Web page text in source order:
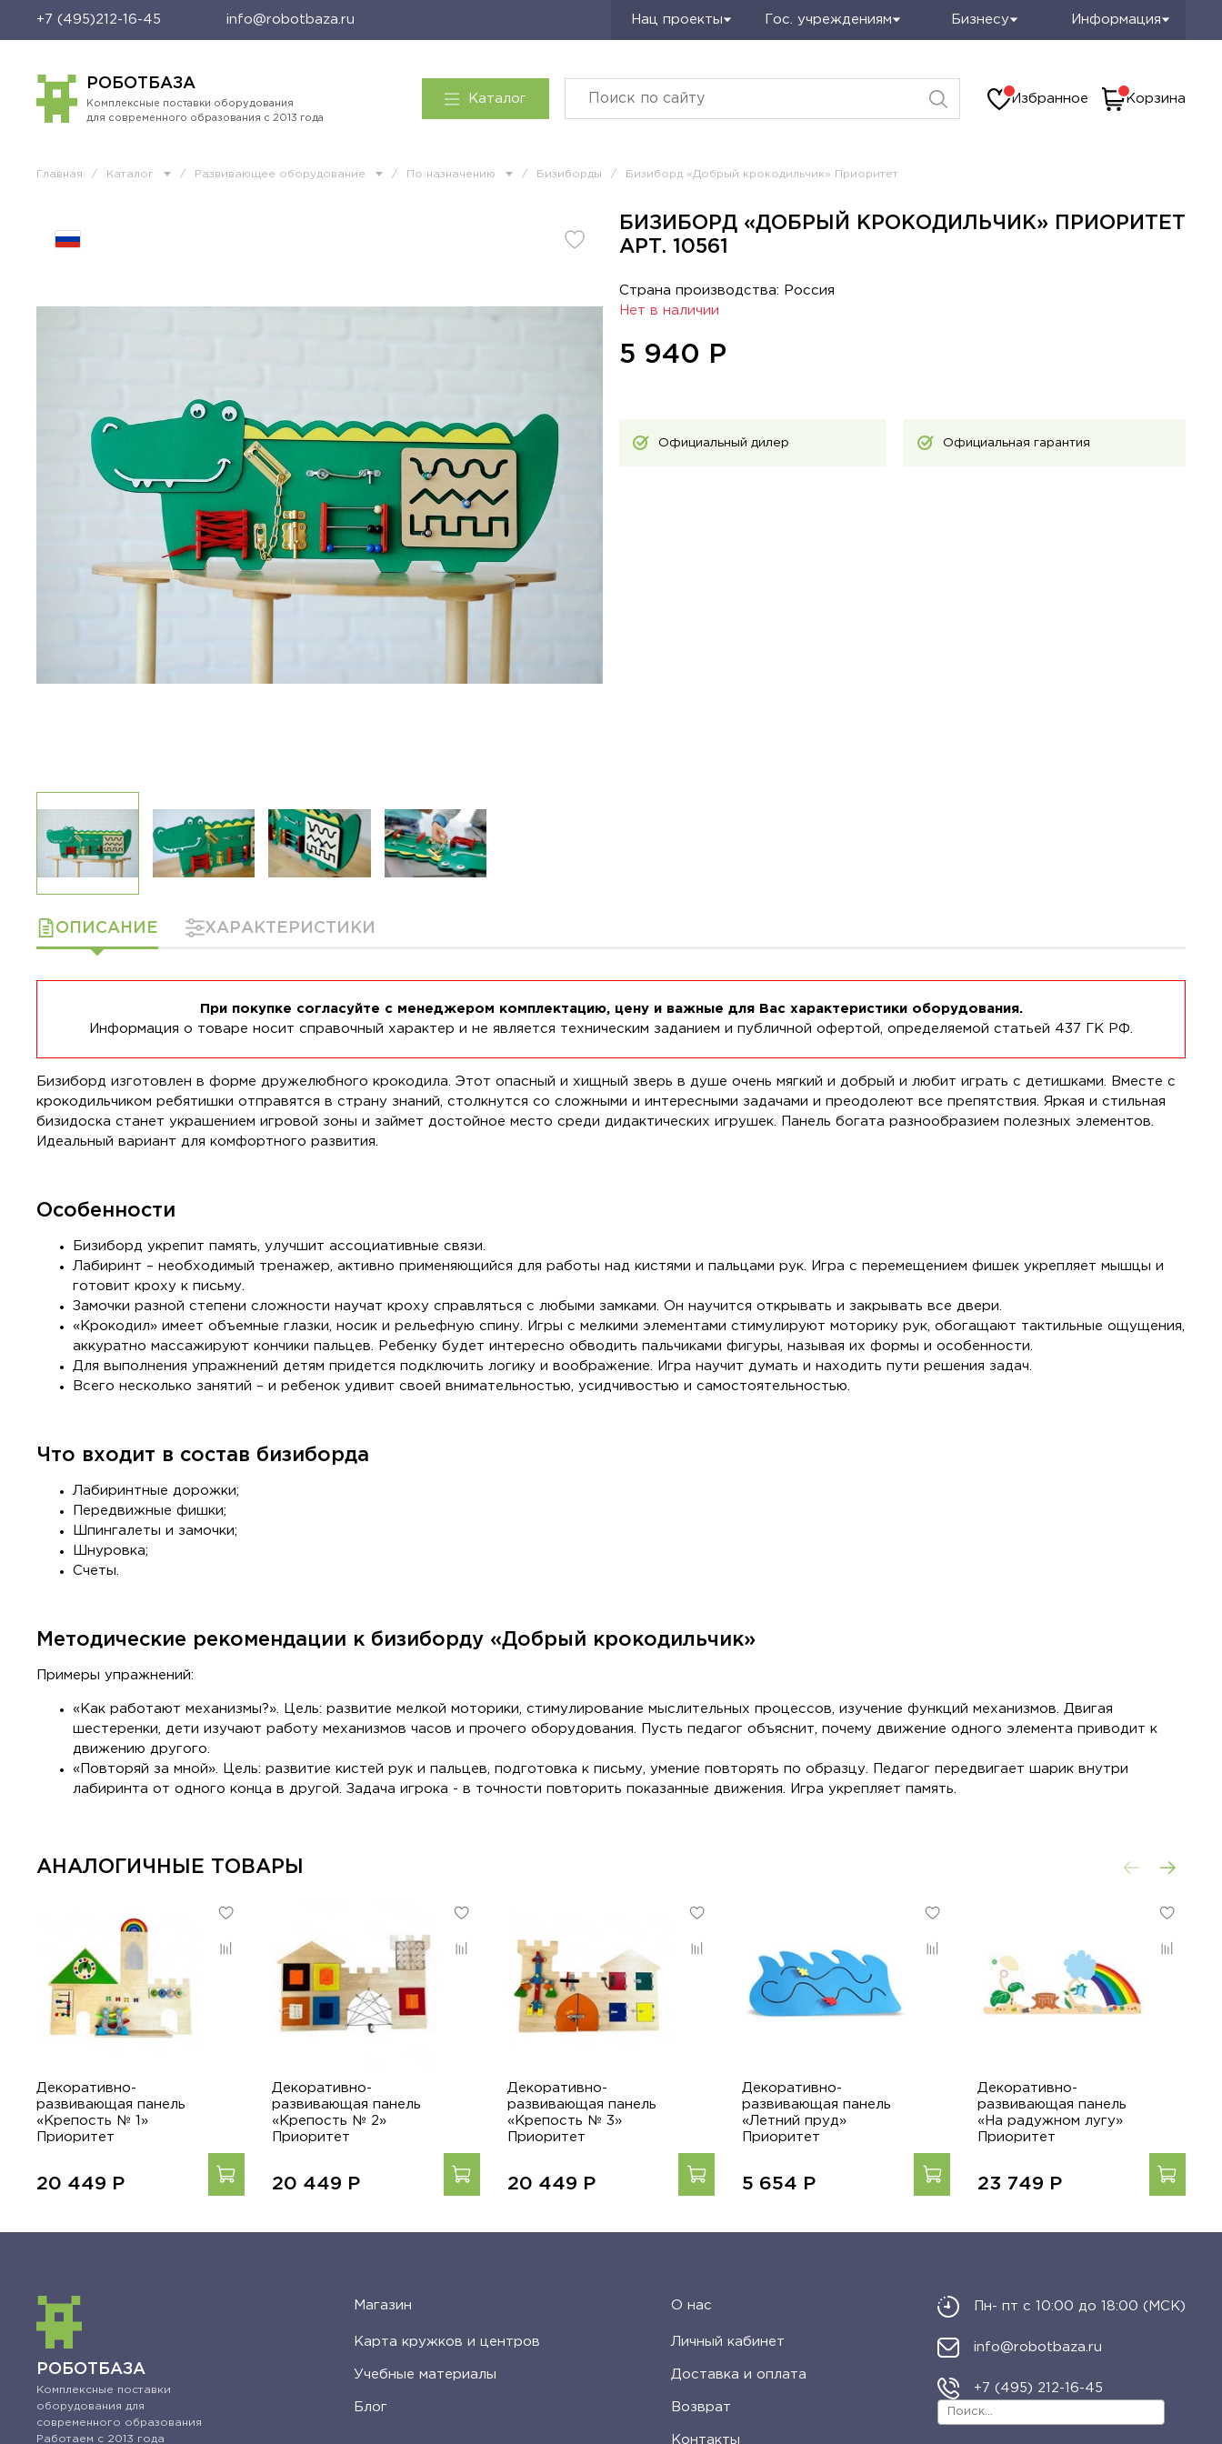
+7 (495)212-16-45 info@robotbaza.ru Нац проекты Гос. учреждениям Бизнесу Информация
РОБОТБАЗА
Комплексные поставки оборудования
для современного образования с 2013 года
Каталог Избранное Корзина
Главная / Каталог / Развивающее оборудование / По назначению / Бизиборды / Бизиборд «Добрый крокодильчик» Приоритет
БИЗИБОРД «ДОБРЫЙ КРОКОДИЛЬЧИК» ПРИОРИТЕТ
АРТ. 10561
Страна производства: Россия
Нет в наличии
5 940 Р
Официальный дилер Официальная гарантия
ОПИСАНИЕ ХАРАКТЕРИСТИКИ
При покупке согласуйте с менеджером комплектацию, цену и важные для Вас характеристики оборудования.
Информация о товаре носит справочный характер и не является техническим заданием и публичной офертой, определяемой статьей 437 ГК РФ.
Бизиборд изготовлен в форме дружелюбного крокодила. Этот опасный и хищный зверь в душе очень мягкий и добрый и любит играть с детишками. Вместе с
крокодильчиком ребятишки отправятся в страну знаний, столкнутся со сложными и интересными задачами и преодолеют все препятствия. Яркая и стильная
бизидоска станет украшением игровой зоны и займет достойное место среди дидактических игрушек. Панель богата разнообразием полезных элементов.
Идеальный вариант для комфортного развития.
Особенности
Бизиборд укрепит память, улучшит ассоциативные связи.
Лабиринт – необходимый тренажер, активно применяющийся для работы над кистями и пальцами рук. Игра с перемещением фишек укрепляет мышцы и
готовит кроху к письму.
Замочки разной степени сложности научат кроху справляться с любыми замками. Он научится открывать и закрывать все двери.
«Крокодил» имеет объемные глазки, носик и рельефную спину. Игры с мелкими элементами стимулируют моторику рук, обогащают тактильные ощущения,
аккуратно массажируют кончики пальцев. Ребенку будет интересно обводить пальчиками фигуры, называя их формы и особенности.
Для выполнения упражнений детям придется подключить логику и воображение. Игра научит думать и находить пути решения задач.
Всего несколько занятий – и ребенок удивит своей внимательностью, усидчивостью и самостоятельностью.
Что входит в состав бизиборда
Лабиринтные дорожки;
Передвижные фишки;
Шпингалеты и замочки;
Шнуровка;
Счеты.
Методические рекомендации к бизиборду «Добрый крокодильчик»
Примеры упражнений:
«Как работают механизмы?». Цель: развитие мелкой моторики, стимулирование мыслительных процессов, изучение функций механизмов. Двигая
шестеренки, дети изучают работу механизмов часов и прочего оборудования. Пусть педагог объяснит, почему движение одного элемента приводит к
движению другого.
«Повторяй за мной». Цель: развитие кистей рук и пальцев, подготовка к письму, умение повторять по образцу. Педагог передвигает шарик внутри
лабиринта от одного конца в другой. Задача игрока - в точности повторить показанные движения. Игра укрепляет память.
АНАЛОГИЧНЫЕ ТОВАРЫ
Декоративно-
развивающая панель
«Крепость № 1»
Приоритет
20 449 Р
Декоративно-
развивающая панель
«Крепость № 2»
Приоритет
20 449 Р
Декоративно-
развивающая панель
«Крепость № 3»
Приоритет
20 449 Р
Декоративно-
развивающая панель
«Летний пруд»
Приоритет
5 654 Р
Декоративно-
развивающая панель
«На радужном лугу»
Приоритет
23 749 Р
РОБОТБАЗА
Комплексные поставки
оборудования для
современного образования
Работаем с 2013 года
Магазин
Карта кружков и центров
Учебные материалы
Блог
О нас
Личный кабинет
Доставка и оплата
Возврат
Контакты
Пн- пт с 10:00 до 18:00 (МСК)
info@robotbaza.ru
+7 (495) 212-16-45